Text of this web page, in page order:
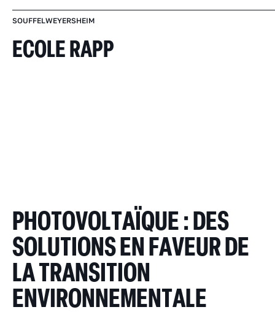
SOUFFELWEYERSHEIM
ECOLE RAPP
PHOTOVOLTAÏQUE : DES
SOLUTIONS EN FAVEUR DE
LA TRANSITION
ENVIRONNEMENTALE